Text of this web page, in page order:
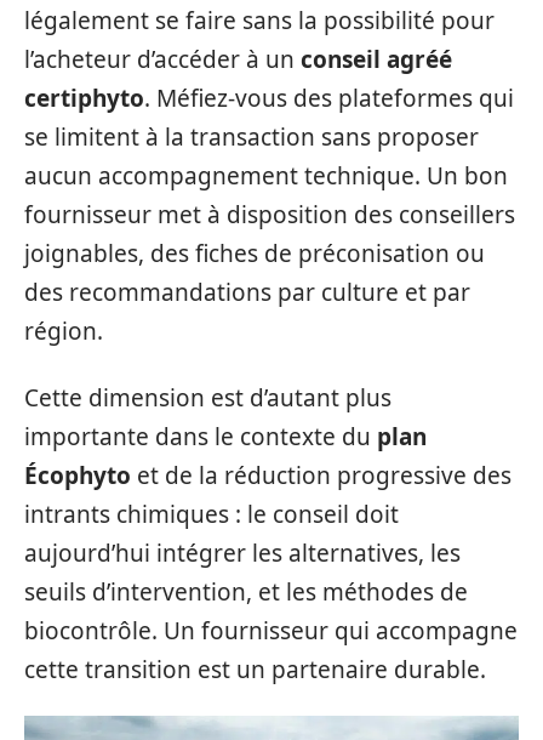
légalement se faire sans la possibilité pour
l’acheteur d’accéder à un conseil agréé
certiphyto. Méfiez-vous des plateformes qui
se limitent à la transaction sans proposer
aucun accompagnement technique. Un bon
fournisseur met à disposition des conseillers
joignables, des fiches de préconisation ou
des recommandations par culture et par
région.
Cette dimension est d’autant plus
importante dans le contexte du plan
Écophyto et de la réduction progressive des
intrants chimiques : le conseil doit
aujourd’hui intégrer les alternatives, les
seuils d’intervention, et les méthodes de
biocontrôle. Un fournisseur qui accompagne
cette transition est un partenaire durable.